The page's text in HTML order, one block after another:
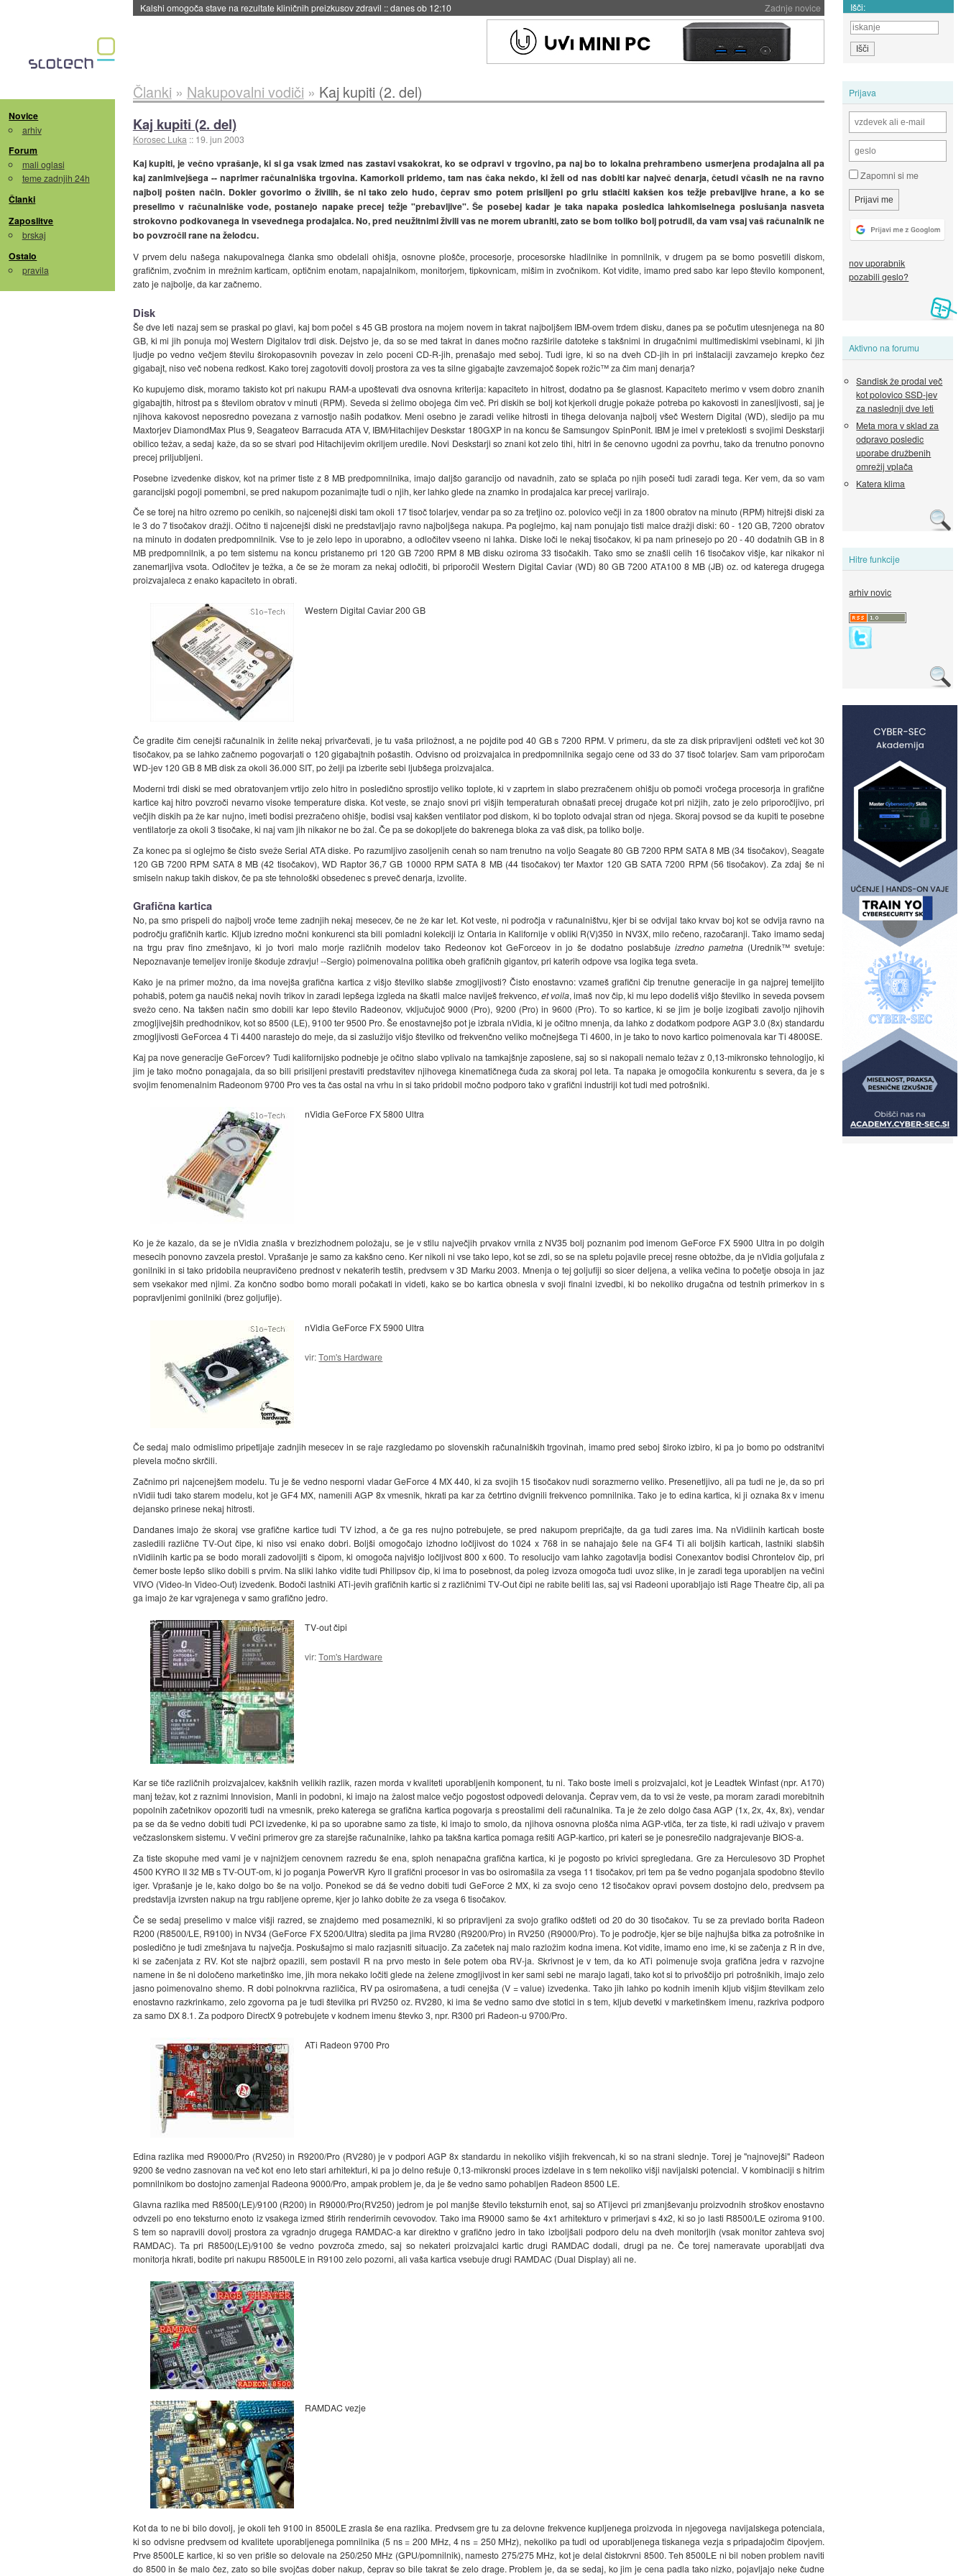
Zadnje novice
Sandisk že prodal več kot polovico SSD-jev za naslednji dve leti::danes ob 11:37 Išči:
Novice
arhiv
Forum
mali oglasi
teme zadnjih 24h
Članki
Zaposlitve
brskaj
Ostalo
pravila
Prijava
Zapomni si me
nov uporabnik
pozabili geslo?
Aktivno na forumu
Sandisk že prodal več
kot polovico SSD-jev
za naslednji dve leti
Meta mora v sklad za
odpravo posledic
uporabe družbenih
omrežij vplača
Katera klima
Hitre funkcije
arhiv novic
Članki » Nakupovalni vodiči » Kaj kupiti (2. del)
Kaj kupiti (2. del)
Korosec Luka :: 19. jun 2003
Kaj kupiti, je večno vprašanje, ki si ga vsak izmed nas zastavi vsakokrat, ko se odpravi v trgovino, pa naj bo to lokalna prehrambeno usmerjena prodajalna ali pa
kaj zanimivejšega -- naprimer računalniška trgovina. Kamorkoli pridemo, tam nas čaka nekdo, ki želi od nas dobiti kar največ denarja, četudi včasih ne na ravno
najbolj pošten način. Dokler govorimo o živilih, še ni tako zelo hudo, čeprav smo potem prisiljeni po grlu stlačiti kakšen kos težje prebavljive hrane, a ko se
preselimo v računalniške vode, postanejo napake precej težje "prebavljive". Še posebej kadar je taka napaka posledica lahkomiselnega poslušanja nasveta
strokovno podkovanega in vsevednega prodajalca. No, pred neužitnimi živili vas ne morem ubraniti, zato se bom toliko bolj potrudil, da vam vsaj vaš računalnik ne
bo povzročil rane na želodcu.
V prvem delu našega nakupovalnega članka smo obdelali ohišja, osnovne plošče, procesorje, procesorske hladilnike in pomnilnik, v drugem pa se bomo posvetili diskom,
grafičnim, zvočnim in mrežnim karticam, optičnim enotam, napajalnikom, monitorjem, tipkovnicam, mišim in zvočnikom. Kot vidite, imamo pred sabo kar lepo število komponent,
zato je najbolje, da kar začnemo.
Disk
Še dve leti nazaj sem se praskal po glavi, kaj bom počel s 45 GB prostora na mojem novem in takrat najboljšem IBM-ovem trdem disku, danes pa se počutim utesnjenega na 80
GB, ki mi jih ponuja moj Western Digitalov trdi disk. Dejstvo je, da so se med takrat in danes močno razširile datoteke s takšnimi in drugačnimi multimediskimi vsebinami, ki jih
ljudje po vedno večjem številu širokopasovnih povezav in zelo poceni CD-R-jih, prenašajo med seboj. Tudi igre, ki so na dveh CD-jih in pri inštalaciji zavzamejo krepko čez
gigabajt, niso več nobena redkost. Kako torej zagotoviti dovolj prostora za ves ta silne gigabajte zavzemajoč šopek rožic™ za čim manj denarja?
Ko kupujemo disk, moramo takisto kot pri nakupu RAM-a upoštevati dva osnovna kriterija: kapaciteto in hitrost, dodatno pa še glasnost. Kapaciteto merimo v vsem dobro znanih
gigabajtih, hitrost pa s številom obratov v minuti (RPM). Seveda si želimo obojega čim več. Pri diskih se bolj kot kjerkoli drugje pokaže potreba po kakovosti in zanesljivosti, saj je
njihova kakovost neposredno povezana z varnostjo naših podatkov. Meni osebno je zaradi velike hitrosti in tihega delovanja najbolj všeč Western Digital (WD), sledijo pa mu
Maxtorjev DiamondMax Plus 9, Seagateov Barracuda ATA V, IBM/Hitachijev Deskstar 180GXP in na koncu še Samsungov SpinPonit. IBM je imel v preteklosti s svojimi Deskstarji
obilico težav, a sedaj kaže, da so se stvari pod Hitachijevim okriljem uredile. Novi Deskstarji so znani kot zelo tihi, hitri in še cenovno ugodni za povrhu, tako da trenutno ponovno
precej priljubljeni.
Posebne izvedenke diskov, kot na primer tiste z 8 MB predpomnilnika, imajo daljšo garancijo od navadnih, zato se splača po njih poseči tudi zaradi tega. Ker vem, da so vam
garancijski pogoji pomembni, se pred nakupom pozanimajte tudi o njih, ker lahko glede na znamko in prodajalca kar precej variirajo.
Če se torej na hitro ozremo po cenikih, so najcenejši diski tam okoli 17 tisoč tolarjev, vendar pa so za tretjino oz. polovico večji in za 1800 obratov na minuto (RPM) hitrejši diski za
le 3 do 7 tisočakov dražji. Očitno ti najcenejši diski ne predstavljajo ravno najboljšega nakupa. Pa poglejmo, kaj nam ponujajo tisti malce dražji diski: 60 - 120 GB, 7200 obratov
na minuto in dodaten predpomnilnik. Vse to je zelo lepo in uporabno, a odločitev vseeno ni lahka. Diske loči le nekaj tisočakov, ki pa nam prinesejo po 20 - 40 dodatnih GB in 8
MB predpomnilnik, a po tem sistemu na koncu pristanemo pri 120 GB 7200 RPM 8 MB disku oziroma 33 tisočakih. Tako smo se znašli celih 16 tisočakov višje, kar nikakor ni
zanemarljiva vsota. Odločitev je težka, a če se že moram za nekaj odločiti, bi priporočil Western Digital Caviar (WD) 80 GB 7200 ATA100 8 MB (JB) oz. od katerega drugega
proizvajaleca z enako kapaciteto in obrati.
Western Digital Caviar 200 GB
Če gradite čim cenejši računalnik in želite nekaj privarčevati, je tu vaša priložnost, a ne pojdite pod 40 GB s 7200 RPM. V primeru, da ste za disk pripravljeni odšteti več kot 30
tisočakov, pa se lahko začnemo pogovarjati o 120 gigabajtnih pošastih. Odvisno od proizvajalca in predpomnilnika segajo cene od 33 do 37 tisoč tolarjev. Sam vam priporočam
WD-jev 120 GB 8 MB disk za okoli 36.000 SIT, po želji pa izberite sebi ljubšega proizvajalca.
Moderni trdi diski se med obratovanjem vrtijo zelo hitro in posledično sprostijo veliko toplote, ki v zaprtem in slabo prezračenem ohišju ob pomoči vročega procesorja in grafične
kartice kaj hitro povzroči nevarno visoke temperature diska. Kot veste, se znajo snovi pri višjih temperaturah obnašati precej drugače kot pri nižjih, zato je zelo priporočljivo, pri
večjih diskih pa že kar nujno, imeti bodisi prezračeno ohišje, bodisi vsaj kakšen ventilator pod diskom, ki bo toploto odvajal stran od njega. Skoraj povsod se da kupiti te posebne
ventilatorje za okoli 3 tisočake, ki naj vam jih nikakor ne bo žal. Če pa se dokopljete do bakrenega bloka za vaš disk, pa toliko bolje.
Za konec pa si oglejmo še čisto sveže Serial ATA diske. Po razumljivo zasoljenih cenah so nam trenutno na voljo Seagate 80 GB 7200 RPM SATA 8 MB (34 tisočakov), Seagate
120 GB 7200 RPM SATA 8 MB (42 tisočakov), WD Raptor 36,7 GB 10000 RPM SATA 8 MB (44 tisočakov) ter Maxtor 120 GB SATA 7200 RPM (56 tisočakov). Za zdaj še ni
smiseln nakup takih diskov, če pa ste tehnološki obsedenec s preveč denarja, izvolite.
Grafična kartica
No, pa smo prispeli do najbolj vroče teme zadnjih nekaj mesecev, če ne že kar let. Kot veste, ni področja v računalništvu, kjer bi se odvijal tako krvav boj kot se odvija ravno na
področju grafičnih kartic. Kljub izredno močni konkurenci sta bili pomladni kolekciji iz Ontaria in Kalifornije v obliki R(V)350 in NV3X, milo rečeno, razočaranji. Tako imamo sedaj
na trgu prav fino zmešnjavo, ki jo tvori malo morje različnih modelov tako Redeonov kot GeForceov in jo še dodatno poslabšujeizredno pametna (Urednik™ svetuje:
Nepoznavanje temeljev ironije škoduje zdravju! --Sergio) poimenovalna politika obeh grafičnih gigantov, pri katerih odpove vsa logika tega sveta.
Kako je na primer možno, da ima novejša grafična kartica z višjo številko slabše zmogljivosti? Čisto enostavno: vzameš grafični čip trenutne generacije in ga najprej temeljito
pohabiš, potem ga naučiš nekaj novih trikov in zaradi lepšega izgleda na škatli malce naviješ frekvenco,et voila, imaš nov čip, ki mu lepo dodeliš višjo številko in seveda povsem
svežo ceno. Na takšen način smo dobili kar lepo število Radeonov, vključujoč 9000 (Pro), 9200 (Pro) in 9600 (Pro). To so kartice, ki se jim je bolje izogibati zavoljo njihovih
zmogljivejših predhodnikov, kot so 8500 (LE), 9100 ter 9500 Pro. Še enostavnejšo pot je izbrala nVidia, ki je očitno mnenja, da lahko z dodatkom podpore AGP 3.0 (8x) standardu
zmogljivosti GeForcea 4 Ti 4400 narastejo do meje, da si zaslužijo višjo številko od frekvenčno veliko močnejšega Ti 4600, in je tako to novo kartico poimenovala kar Ti 4800SE.
Kaj pa nove generacije GeForcev? Tudi kalifornijsko podnebje je očitno slabo vplivalo na tamkajšnje zaposlene, saj so si nakopali nemalo težav z 0,13-mikronsko tehnologijo, ki
jim je tako močno ponagajala, da so bili prisiljeni prestaviti predstavitev njihovega kinematičnega čuda za skoraj pol leta. Ta napaka je omogočila konkurentu s severa, da je s
svojim fenomenalnim Radeonom 9700 Pro ves ta čas ostal na vrhu in si tako pridobil močno podporo tako v grafični industriji kot tudi med potrošniki.
nVidia GeForce FX 5800 Ultra
Ko je že kazalo, da se je nVidia znašla v brezizhodnem položaju, se je v stilu največjih prvakov vrnila z NV35 bolj poznanim pod imenom GeForce FX 5900 Ultra in po dolgih
mesecih ponovno zavzela prestol. Vprašanje je samo za kakšno ceno. Ker nikoli ni vse tako lepo, kot se zdi, so se na spletu pojavile precej resne obtožbe, da je nVidia goljufala z
gonilniki in si tako pridobila neupravičeno prednost v nekaterih testih, predvsem v 3D Marku 2003. Mnenja o tej goljufiji so sicer deljena, a velika večina to početje obsoja in jaz
sem vsekakor med njimi. Za končno sodbo bomo morali počakati in videti, kako se bo kartica obnesla v svoji finalni izvedbi, ki bo nekoliko drugačna od testnih primerkov in s
popravljenimi gonilniki (brez goljufije).
nVidia GeForce FX 5900 Ultra
vir:Tom's Hardware
Če sedaj malo odmislimo pripetljaje zadnjih mesecev in se raje razgledamo po slovenskih računalniških trgovinah, imamo pred seboj široko izbiro, ki pa jo bomo po odstranitvi
plevela močno skrčili.
Začnimo pri najcenejšem modelu. Tu je še vedno nesporni vladar GeForce 4 MX 440, ki za svojih 15 tisočakov nudi sorazmerno veliko. Presenetljivo, ali pa tudi ne je, da so pri
nVidii tudi tako starem modelu, kot je GF4 MX, namenili AGP 8x vmesnik, hkrati pa kar za četrtino dvignili frekvenco pomnilnika. Tako je to edina kartica, ki ji oznaka 8x v imenu
dejansko prinese nekaj hitrosti.
Dandanes imajo že skoraj vse grafične kartice tudi TV izhod, a če ga res nujno potrebujete, se pred nakupom prepričajte, da ga tudi zares ima. Na nVidiinih karticah boste
zasledili različne TV-Out čipe, ki niso vsi enako dobri. Boljši omogočajo izhodno ločljivost do 1024 x 768 in se nahajajo šele na GF4 Ti ali boljših karticah, lastniki slabših
nVidiinih kartic pa se bodo morali zadovoljiti s čipom, ki omogoča najvišjo ločljivost 800 x 600. To resolucijo vam lahko zagotavlja bodisi Conexantov bodisi Chrontelov čip, pri
čemer boste lepšo sliko dobili s prvim. Na sliki lahko vidite tudi Philipsov čip, ki ima to posebnost, da poleg izvoza omogoča tudi uvoz slike, in je zaradi tega uporabljen na večini
VIVO (Video-In Video-Out) izvedenk. Bodoči lastniki ATi-jevih grafičnih kartic si z različnimi TV-Out čipi ne rabite beliti las, saj vsi Radeoni uporabljajo isti Rage Theatre čip, ali pa
ga imajo že kar vgrajenega v samo grafično jedro.
TV-out čipi
vir:Tom's Hardware
Kar se tiče različnih proizvajalcev, kakšnih velikih razlik, razen morda v kvaliteti uporabljenih komponent, tu ni. Tako boste imeli s proizvajalci, kot je Leadtek Winfast (npr. A170)
manj težav, kot z raznimi Innovision, Manli in podobni, ki imajo na žalost malce večjo pogostost odpovedi delovanja. Čeprav vem, da to vsi že veste, pa moram zaradi morebitnih
popolnih začetnikov opozoriti tudi na vmesnik, preko katerega se grafična kartica pogovarja s preostalimi deli računalnika. Ta je že zelo dolgo časa AGP (1x, 2x, 4x, 8x), vendar
pa se da še vedno dobiti tudi PCI izvedenke, ki pa so uporabne samo za tiste, ki imajo to smolo, da njihova osnovna plošča nima AGP-vtiča, ter za tiste, ki radi uživajo v pravem
večzaslonskem sistemu. V večini primerov gre za starejše računalnike, lahko pa takšna kartica pomaga rešiti AGP-kartico, pri kateri se je ponesrečilo nadgrajevanje BIOS-a.
Za tiste skopuhe med vami je v najnižjem cenovnem razredu še ena, sploh nenapačna grafična kartica, ki je pogosto po krivici spregledana. Gre za Herculesovo 3D Prophet
4500 KYRO II 32 MB s TV-OUT-om, ki jo poganja PowerVR Kyro II grafični procesor in vas bo osiromašila za vsega 11 tisočakov, pri tem pa še vedno poganjala spodobno število
iger. Vprašanje je le, kako dolgo bo še na voljo. Ponekod se dá še vedno dobiti tudi GeForce 2 MX, ki za svojo ceno 12 tisočakov opravi povsem dostojno delo, predvsem pa
predstavlja izvrsten nakup na trgu rabljene opreme, kjer jo lahko dobite že za vsega 6 tisočakov.
Če se sedaj preselimo v malce višji razred, se znajdemo med posamezniki, ki so pripravljeni za svojo grafiko odšteti od 20 do 30 tisočakov. Tu se za prevlado borita Radeon
R200 (R8500/LE, R9100) in NV34 (GeForce FX 5200/Ultra) sledita pa jima RV280 (R9200/Pro) in RV250 (R9000/Pro). To je področje, kjer se bije najhujša bitka za potrošnike in
posledično je tudi zmešnjava tu največja. Poskušajmo si malo razjasniti situacijo. Za začetek naj malo razložim kodna imena. Kot vidite, imamo eno ime, ki se začenja z R in dve,
ki se začenjata z RV. Kot ste najbrž opazili, sem postavil R na prvo mesto in šele potem oba RV-ja. Skrivnost je v tem, da ko ATi poimenuje svoja grafična jedra v razvojne
namene in še ni določeno marketinško ime, jih mora nekako ločiti glede na želene zmogljivost in ker sami sebi ne marajo lagati, tako kot si to privoščijo pri potrošnikih, imajo zelo
jasno poimenovalno shemo. R dobi polnokrvna različica, RV pa osiromašena, a tudi cenejša (V = value) izvedenka. Tako jih lahko po kodnih imenih kljub višjim številkam zelo
enostavno razkrinkamo, zelo zgovorna pa je tudi številka pri RV250 oz. RV280, ki ima še vedno samo dve stotici in s tem, kljub devetki v marketinškem imenu, razkriva podporo
za samo DX 8.1. Za podporo DirectX 9 potrebujete v kodnem imenu števko 3, npr. R300 pri Radeon-u 9700/Pro.
ATi Radeon 9700 Pro
Edina razlika med R9000/Pro (RV250) in R9200/Pro (RV280) je v podpori AGP 8x standardu in nekoliko višjih frekvencah, ki so na strani slednje. Torej je "najnovejši" Radeon
9200 še vedno zasnovan na več kot eno leto stari arhitekturi, ki pa jo delno rešuje 0,13-mikronski proces izdelave in s tem nekoliko višji navijalski potencial. V kombinaciji s hitrim
pomnilnikom bo dostojno zamenjal Radeona 9000/Pro, ampak problem je, da je še vedno samo pohabljen Radeon 8500 LE.
Glavna razlika med R8500(LE)/9100 (R200) in R9000/Pro(RV250) jedrom je pol manjše število teksturnih enot, saj so ATijevci pri zmanjševanju proizvodnih stroškov enostavno
odvzeli po eno teksturno enoto iz vsakega izmed štirih renderirnih cevovodov. Tako ima R9000 samo še 4x1 arhitekturo v primerjavi s 4x2, ki so jo lasti R8500/LE oziroma 9100.
S tem so napravili dovolj prostora za vgradnjo drugega RAMDAC-a kar direktno v grafično jedro in tako izboljšali podporo delu na dveh monitorjih (vsak monitor zahteva svoj
RAMDAC). Ta pri R8500(LE)/9100 še vedno povzroča zmedo, saj so nekateri proizvajalci kartic drugi RAMDAC dodali, drugi pa ne. Če torej nameravate uporabljati dva
monitorja hkrati, bodite pri nakupu R8500LE in R9100 zelo pozorni, ali vaša kartica vsebuje drugi RAMDAC (Dual Display) ali ne.
RAMDAC vezje
Kot da to ne bi bilo dovolj, je okoli teh 9100 in 8500LE zrasla še ena razlika. Predvsem gre tu za delovne frekvence kupljenega proizvoda in njegovega navijalskega potenciala,
ki so odvisne predvsem od kvalitete uporabljenega pomnilnika (5 ns = 200 MHz, 4 ns = 250 MHz), nekoliko pa tudi od uporabljenega tiskanega vezja s pripadajočim čipovjem.
Prve 8500LE kartice, ki so ven prišle so delovale na 250/250 MHz (GPU/pomnilnik), namesto 275/275 MHz, kot je delal čistokrvni 8500. Teh 8500LE ni bil noben problem naviti
do 8500 in še malo čez, zato so bile svojčas dober nakup, čeprav so bile takrat še zelo drage. Problem je, da se sedaj, ko jim je cena padla tako nizko, pojavljajo neke čudne